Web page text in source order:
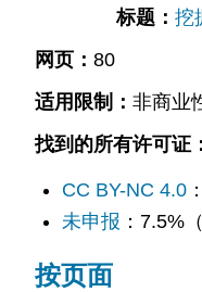
标题： 挖
网页： 80
适用限制： 非商业
找到的所有许可证：
CC BY-NC 4.0
未申报 ：7.5%
按页面